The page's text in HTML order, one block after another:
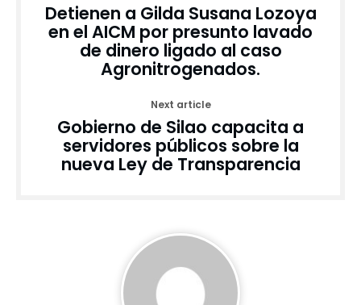
Detienen a Gilda Susana Lozoya
en el AICM por presunto lavado
de dinero ligado al caso
Agronitrogenados.
Next article
Gobierno de Silao capacita a
servidores públicos sobre la
nueva Ley de Transparencia